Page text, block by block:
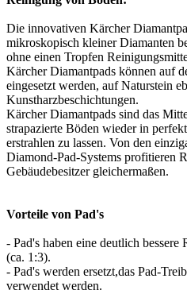
Die innovativen Kärcher
mikroskopisch kleiner Diamanten
ohne einen Tropfen
Kärcher Diamantpads können auf
eingesetzt werden, auf Naturstein
Kunstharzbeschichtungen.
Kärcher Diamantpads sind das
strapazierte Böden wieder in
erstrahlen zu lassen. Von den
Diamond-Pad-Systems profitieren
Gebäudebesitzer gleichermaßen.
Vorteile von Pad's
- Pad's haben eine deutlich
(ca. 1:3).
- Pad's werden ersetzt,das Pad-
verwendet werden.